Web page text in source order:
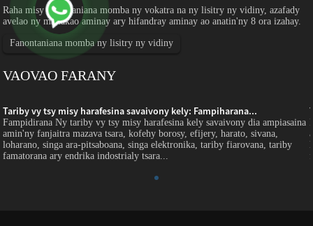
Raha misy fanontaniana momba ny vokatra na ny lisitry ny vidiny, azafady
avelao ny mailakao aminay ary hifandray aminay ao anatin'ny 8 ora izahay.
Fanontaniana momba ny lisitry ny vidiny
VAOVAO FARANY
Tariby vy tsy misy harafesina savaivony kely: Fampiharana...
Fampidirana Ny tariby vy tsy misy harafesina kely savaivony dia ampiasaina
amin'ny fanjaitra mazava tsara, kofehy borosy, efijery, harato, sivana,
loharano, singa ara-pitsaboana, singa elektronika, tariby fiarovana, tariby
famatorana ary endrika indostrialy tsara...